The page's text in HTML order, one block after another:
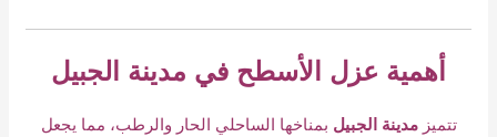
أهمية عزل الأسطح في مدينة الجبيل
تتميزمدينة الجبيل بمناخها الساحلي الحار والرطب، مما يجعل